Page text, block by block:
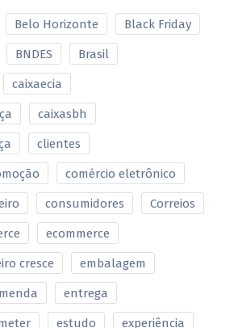
Belo Horizonte Black Friday
BNDES Brasil
caixaecia
caixasbh
clientes
comércio eletrônico
consumidores Correios
ecommerce
cresce embalagem
entrega
estudo experiência